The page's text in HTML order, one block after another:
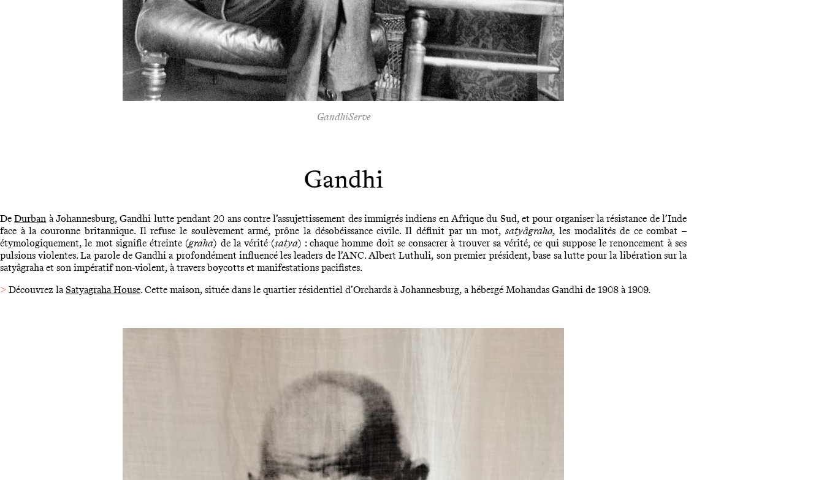
GandhiServe
Gandhi
DeDurban à Johannesburg, Gandhi lutte pendant 20 ans contre l’assujettissement des immigrés indiens en Afrique du Sud, et pour organiser la résistance de l’Inde
face à la couronne britannique. Il refuse le soulèvement armé, prône la désobéissance civile. Il définit par un mot, satyâgraha, les modalités de ce combat –
étymologiquement, le mot signifie étreinte (graha) de la vérité (satya) : chaque homme doit se consacrer à trouver sa vérité, ce qui suppose le renoncement à ses
pulsions violentes. La parole de Gandhi a profondément influencé les leaders de l’ANC. Albert Luthuli, son premier président, base sa lutte pour la libération sur la
satyâgraha et son impératif non-violent, à travers boycotts et manifestations pacifistes.
> Découvrez laSatyagraha House. Cette maison, située dans le quartier résidentiel d’Orchards à Johannesburg, a hébergé Mohandas Gandhi de 1908 à 1909.